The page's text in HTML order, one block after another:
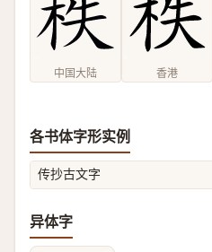
中国大陆 香港
各书体字形实例
传抄古文字
异体字